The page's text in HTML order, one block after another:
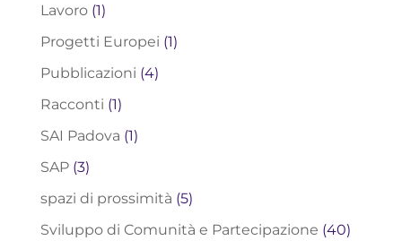
Lavoro(1)
Progetti Europei (1)
Pubblicazioni (4)
Racconti (1)
SAI Padova (1)
SAP(3)
spazi di prossimità (5)
Sviluppo di Comunità e Partecipazione (40)